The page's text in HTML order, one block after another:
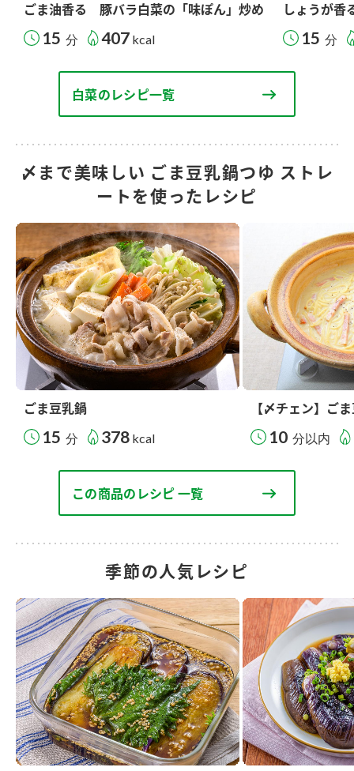
ごま油香る 豚バラ白菜の「味ぽん」炒め
15 分 407 kcal
しょうが
15 分
白菜のレシピ一覧
〆まで美味しい ごま豆乳鍋つゆ ストレ
ートを使ったレシピ
ごま豆乳鍋
15 分 378 kcal
【〆チェン】ご
10 分以内
この商品のレシピ 一覧
季節の人気レシピ